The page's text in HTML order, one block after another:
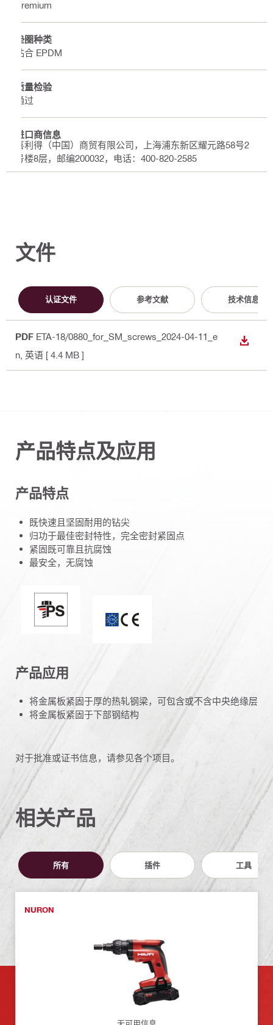
Premium
垫圈种类
粘合 EPDM
质量检验
通过
进口商信息
喜利得（中国）商贸有限公司，上海浦东新区耀元路58号2
号楼8层，邮编200032，电话：400-820-2585
文件
认证文件 参考文献 技术信息
PDF ETA-18/0880_for_SM_screws_2024-04-11_e
n , 英语 [ 4.4 MB ]
下载
产品特点及应用
产品特点
既快速且坚固耐用的钻尖
归功于最佳密封特性，完全密封紧固点
紧固既可靠且抗腐蚀
最安全，无腐蚀
完美密封 / 赛车情报
产品应用
将金属板紧固于厚的热轧钢梁，可包含或不含中央绝缘层
将金属板紧固于下部钢结构
对于批准或证书信息，请参见各个项目。
相关产品
所有 插件 工具
NURON
无可用信息